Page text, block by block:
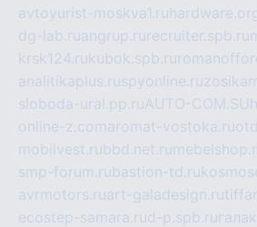
avtoyurist-moskva1.ru
dg-lab.ruangrup.ru recruiter.spb.ru
krsk124.rukubok.spb.ru
analitikaplus.ruspyonline.ru
sloboda-ural.pp.ruAUTO-COM.SU
online-z.comaromat-vostoka.ru
mobilvest.rubbd.net.ru
smp-forum.rubastion-td.ru
avrmotors.ruart-galadesign.ru
ecostep-samara.rud-p.spb.ru